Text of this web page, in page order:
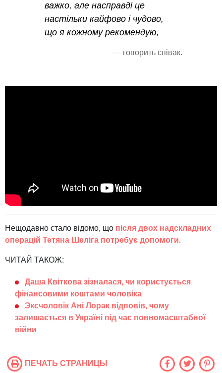
важко, але насправді це
настільки кайфово і чудово,
що я кожному рекомендую,
— говорить співак.
Нещодавно стало відомо, що після двох надскладних
операцій Тетяна Шеліга потребує допомоги.
ЧИТАЙ ТАКОЖ:
Даша Квіткова зізналася, чи користується
фінансовими коштами чоловіка
Эксчоловік Ані Лорак відповів, чому
залишається в Україні під час повномасштабної
війни
ПЕЧАТЬ СТРАНИЦЫ